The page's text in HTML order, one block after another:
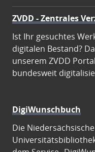
ZVDD - Zentrales
Ist Ihr gesuchtes
digitalen Bestand?
unserem ZVDD
bundesweit
DigiWunschbuch
Die